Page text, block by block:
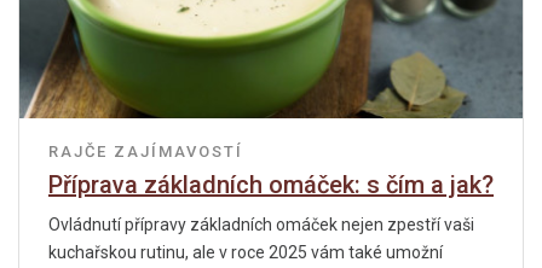
RAJČE ZAJÍMAVOSTÍ
Příprava základních omáček: s čím a jak?
Ovládnutí přípravy základních omáček nejen zpestří vaši
kuchařskou rutinu, ale v roce 2025 vám také umožní